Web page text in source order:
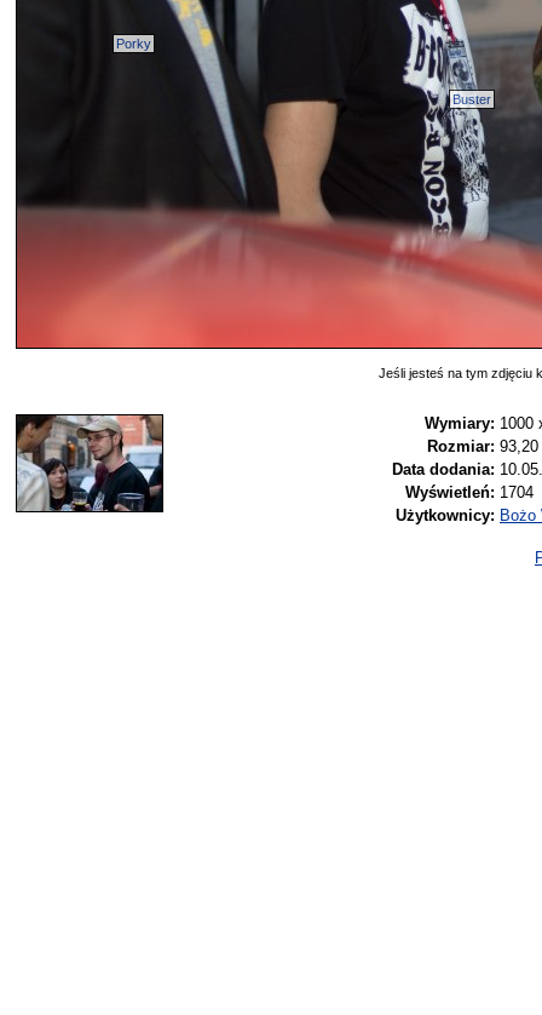
Buster
Porky
Jeśli jesteś na tym zdjęciu
Wymiary: 1000
Rozmiar:
Data dodania:
Wyświetleń: 1704
Użytkownicy: Bożo